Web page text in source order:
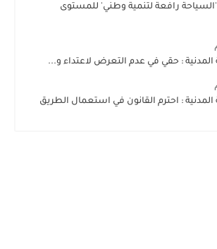
رافعة لتنمية وطني' للمستوى
المدنية : حقي في عدم التعرض لاعتداء و...
: احترم القانون في استعمال الطريق